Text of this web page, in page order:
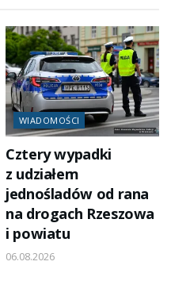
WIADOMOŚCI
Cztery wypadki
z udziałem
jednośladów od rana
na drogach Rzeszowa
i powiatu
06.08.2026